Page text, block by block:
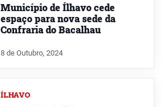
Município de Ílhavo cede
espaço para nova sede da
Confraria do Bacalhau
8 de Outubro, 2024
ÍLHAVO